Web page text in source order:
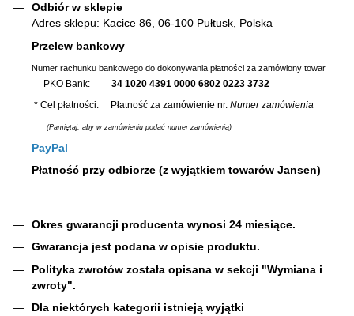
Odbiór w sklepie
Adres sklepu: Kacice 86, 06-100 Pułtusk, Polska
Przelew bankowy
Numer rachunku bankowego do dokonywania płatności za zamówiony towar
PKO Bank: 34 1020 4391 0000 6802 0223 3732
* Cel płatności: Płatność za zamówienie nr. Numer zamówienia
(Pamiętaj, aby w zamówieniu podać numer zamówienia)
PayPal
Płatność przy odbiorze (z wyjątkiem towarów Jansen)
Okres gwarancji producenta wynosi 24 miesiące.
Gwarancja jest podana w opisie produktu.
Polityka zwrotów została opisana w sekcji "Wymiana i
zwroty".
Dla niektórych kategorii istnieją wyjątki